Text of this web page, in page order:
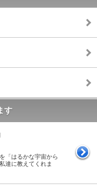
す
「はるかな宇宙から
達に教えてくれま